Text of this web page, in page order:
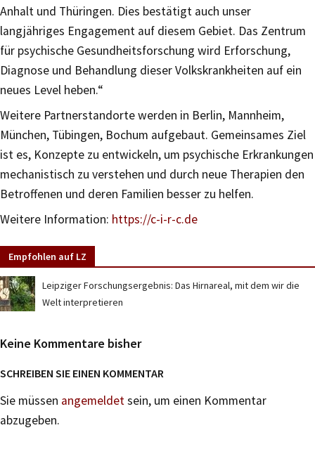
Anhalt und Thüringen. Dies bestätigt auch unser
langjähriges Engagement auf diesem Gebiet. Das Zentrum
für psychische Gesundheitsforschung wird Erforschung,
Diagnose und Behandlung dieser Volkskrankheiten auf ein
neues Level heben.“
Weitere Partnerstandorte werden in Berlin, Mannheim,
München, Tübingen, Bochum aufgebaut. Gemeinsames Ziel
ist es, Konzepte zu entwickeln, um psychische Erkrankungen
mechanistisch zu verstehen und durch neue Therapien den
Betroffenen und deren Familien besser zu helfen.
Weitere Information: https://c-i-r-c.de
Empfohlen auf LZ
Leipziger Forschungsergebnis: Das Hirnareal, mit dem wir die
Welt interpretieren
Keine Kommentare bisher
SCHREIBEN SIE EINEN KOMMENTAR
Sie müssen angemeldetsein, um einen Kommentar
abzugeben.